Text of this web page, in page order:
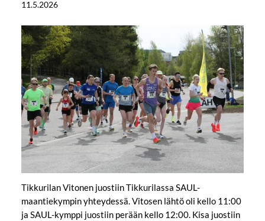
11.5.2026
Tikkurilan Vitonen juostiin Tikkurilassa SAUL-
maantiekympin yhteydessä. Vitosen lähtö oli kello 11:00
ja SAUL-kymppi juostiin perään kello 12:00. Kisa juostiin